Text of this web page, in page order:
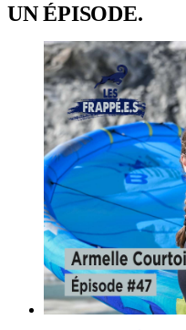
UN ÉPISODE.